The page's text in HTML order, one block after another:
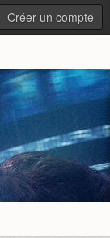
Créer un compte